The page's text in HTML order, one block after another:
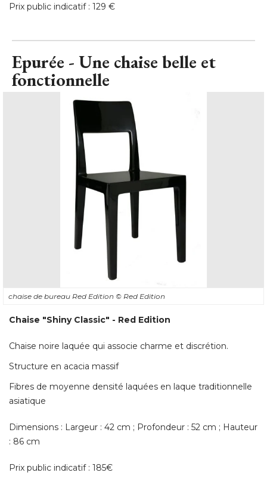
Prix public indicatif : 129 €
Epurée - Une chaise belle et
fonctionnelle
chaise de bureau Red Edition © Red Edition
Chaise "Shiny Classic" - Red Edition
Chaise noire laquée qui associe charme et discrétion.
Structure en acacia massif
Fibres de moyenne densité laquées en laque traditionnelle
asiatique
Dimensions : Largeur : 42 cm ; Profondeur : 52 cm ; Hauteur
: 86 cm
Prix public indicatif : 185€